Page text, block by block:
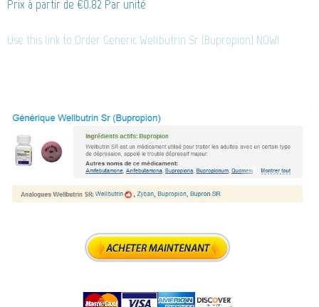
Prix à partir de €0.82 Par unité
Use this link to Order Generic Wellbutrin Sr (Bupropion) NOW!